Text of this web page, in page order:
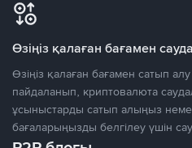
Өзіңіз қалаған бағамен
Өзіңіз қалаған бағамен сатып алу
пайдаланып, криптовалюта
ұсыныстарды сатып алыңыз
бағаларыңызды белгілеу үшін